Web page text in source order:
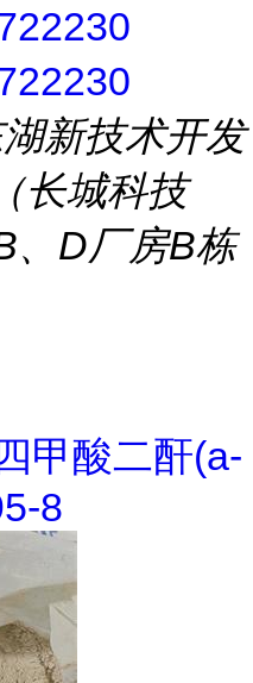
新技术开发
长城科技
、D厂房B栋
甲酸二酐(a-
8